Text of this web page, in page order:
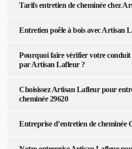
Tarifs entretien de cheminée chez
Entretien poêle à bois avec Artisan
Pourquoi faire vérifier votre conduit
par Artisan Lafleur ?
Choisissez Artisan Lafleur pour
cheminée 29620
Entreprise d’entretien de cheminée